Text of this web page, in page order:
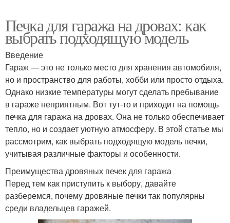
Печка для гаража на дровах: как
выбрать подходящую модель
Введение
Гараж — это не только место для хранения автомобиля,
но и пространство для работы, хобби или просто отдыха.
Однако низкие температуры могут сделать пребывание
в гараже неприятным. Вот тут-то и приходит на помощь
печка для гаража на дровах. Она не только обеспечивает
тепло, но и создает уютную атмосферу. В этой статье мы
рассмотрим, как выбрать подходящую модель печки,
учитывая различные факторы и особенности.
Преимущества дровяных печек для гаража
Перед тем как приступить к выбору, давайте
разберемся, почему дровяные печки так популярны
среди владельцев гаражей.